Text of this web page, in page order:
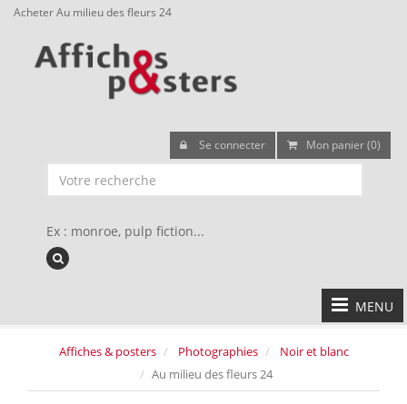
Acheter Au milieu des fleurs 24
Se connecter Mon panier (0)
Ex : monroe, pulp fiction...
MENU
Affiches & posters Photographies
Noir et blanc
Au milieu des fleurs 24